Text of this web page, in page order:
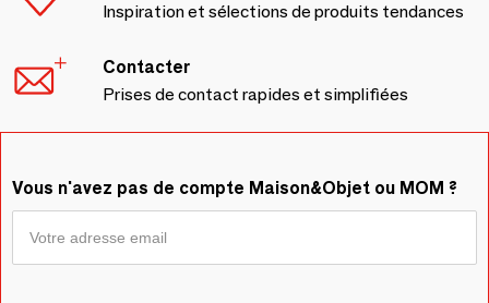
Inspiration et sélections de produits tendances
Contacter
Prises de contact rapides et simplifiées
Vous n'avez pas de compte Maison&Objet ou MOM ?